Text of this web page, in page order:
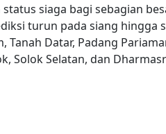
siaga bagi sebagian
turun pada siang hingga
Tanah Datar, Padang
Solok Selatan, dan